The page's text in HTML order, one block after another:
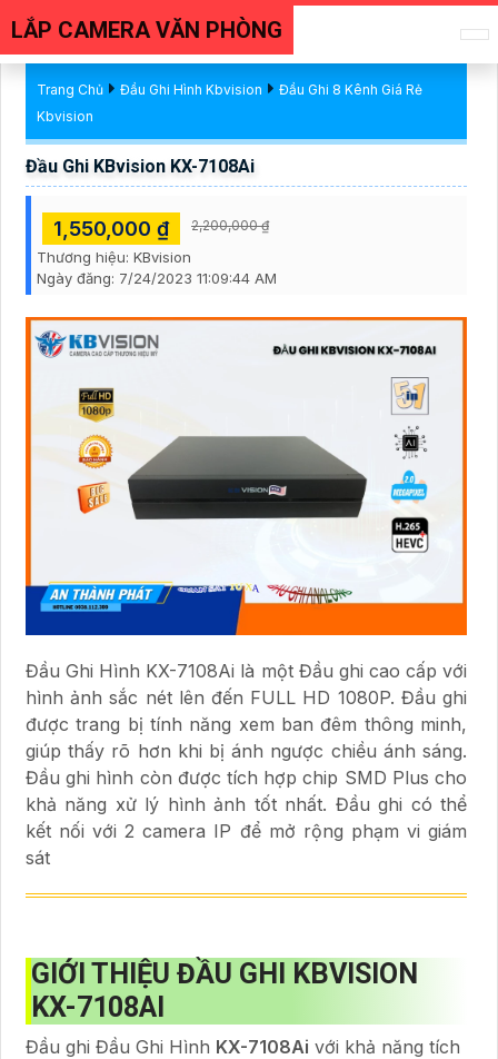
LẮP CAMERA VĂN PHÒNG
Trang Chủ Đầu Ghi Hình Kbvision
Đầu Ghi 8 Kênh Giá Rẻ
Kbvision
Đầu Ghi KBvision KX-7108Ai
1,550,000 ₫ 2,200,000 ₫
Thương hiệu: KBvision
Ngày đăng: 7/24/2023 11:09:44 AM
Đầu Ghi Hình KX-7108Ai là một Đầu ghi cao cấp với
hình ảnh sắc nét lên đến FULL HD 1080P. Đầu ghi
được trang bị tính năng xem ban đêm thông minh,
giúp thấy rõ hơn khi bị ánh ngược chiều ánh sáng.
Đầu ghi hình còn được tích hợp chip SMD Plus cho
khả năng xử lý hình ảnh tốt nhất. Đầu ghi có thể
kết nối với 2 camera IP để mở rộng phạm vi giám
sát
GIỚI THIỆU ĐẦU GHI KBVISION
KX-7108AI
Đầu ghi Đầu Ghi Hình KX-7108Ai với khả năng tích